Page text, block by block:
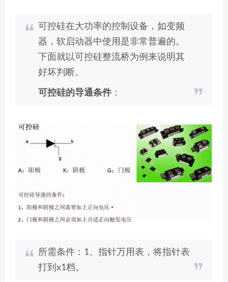
可控硅在大功率的控制设备，如变频
器，软启动器中使用是非常普遍的。
下面就以可控硅整流桥为例来说明其
好坏判断。
可控硅的导通条件：
所需条件：1、指针万用表，将指针表
打到x1档。